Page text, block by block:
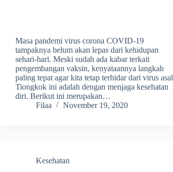
Masa pandemi virus corona COVID-19
tampaknya belum akan lepas dari kehidupan
sehari-hari. Meski sudah ada kabar terkait
pengembangan vaksin, kenyataannya langkah
paling tepat agar kita tetap terhidar dari virus asal
Tiongkok ini adalah dengan menjaga kesehatan
diri. Berikut ini merupakan…
Filaa
November 19, 2020
Kesehatan